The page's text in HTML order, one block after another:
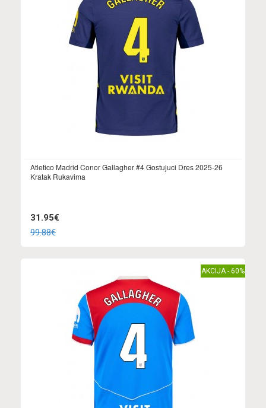
Atletico Madrid Conor Gallagher #4 Gostujuci Dres 2025-26
Kratak Rukavima
31.95€
99.88€
AKCIJA - 60%